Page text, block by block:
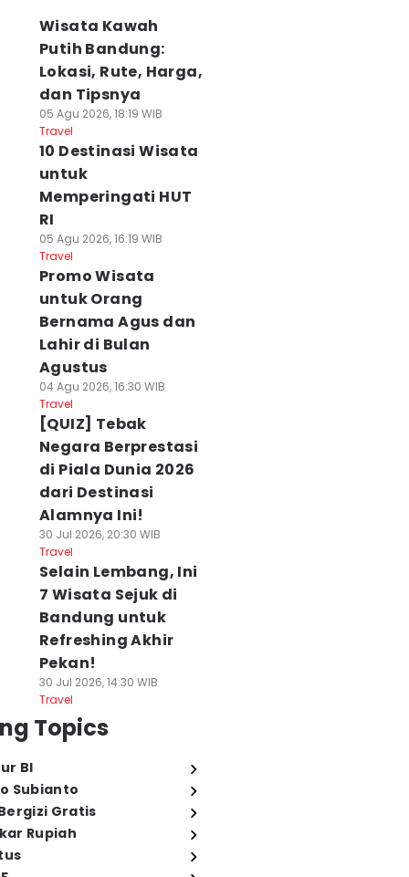
Wisata Kawah
Putih Bandung:
Lokasi, Rute, Harga,
dan Tipsnya
05 Agu 2026, 18:19 WIB
Travel
10 Destinasi Wisata
untuk
Memperingati HUT
RI
05 Agu 2026, 16:19 WIB
Travel
Promo Wisata
untuk Orang
Bernama Agus dan
Lahir di Bulan
Agustus
04 Agu 2026, 16:30 WIB
Travel
[QUIZ] Tebak
Negara Berprestasi
di Piala Dunia 2026
dari Destinasi
Alamnya Ini!
30 Jul 2026, 20:30 WIB
Travel
Selain Lembang, Ini
7 Wisata Sejuk di
Bandung untuk
Refreshing Akhir
Pekan!
30 Jul 2026, 14:30 WIB
Travel
Topics
BI
Subianto
Gratis
Rupiah